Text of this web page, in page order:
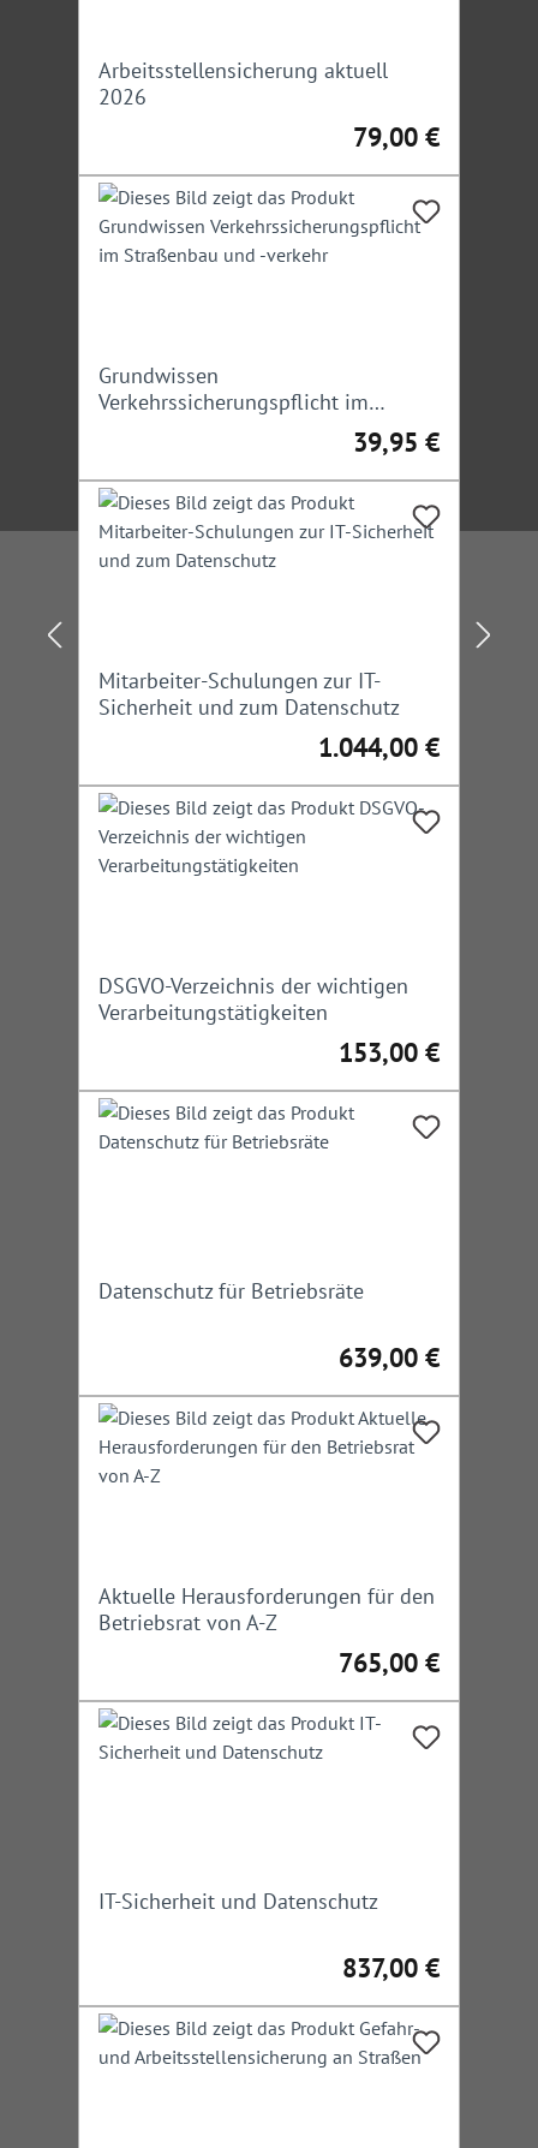
Arbeitsstellensicherung aktuell
2026
Regulärer Preis:
79,00 €
Grundwissen
Verkehrssicherungspflicht im
Regulärer Preis:
39,95 €
Mitarbeiter-Schulungen zur IT-
Sicherheit und zum Datenschutz
Regulärer Preis:
1.044,00 €
DSGVO-Verzeichnis der wichtigen
Verarbeitungstätigkeiten
Regulärer Preis:
153,00 €
Datenschutz für Betriebsräte
Regulärer Preis:
639,00 €
Aktuelle Herausforderungen für den
Betriebsrat von A-Z
Regulärer Preis:
765,00 €
IT-Sicherheit und Datenschutz
Regulärer Preis:
837,00 €